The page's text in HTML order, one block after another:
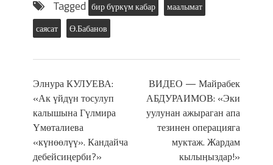
Tagged бир бүркүм кабар
маалымат
саясат
Ө.Бабанов
Элнура КУЛУЕВА:
«Ак үйдүн тосулуп
калышына Гүлмира
Үмөталиева
«күнөөлүү». Кандайча
дебейсиңерби?»
ВИДЕО — Майрабек
АБДУРАИМОВ: «Эки
уулунан ажыраган апа
тезинен операцияга
муктаж. Жардам
кылыӊыздар!»